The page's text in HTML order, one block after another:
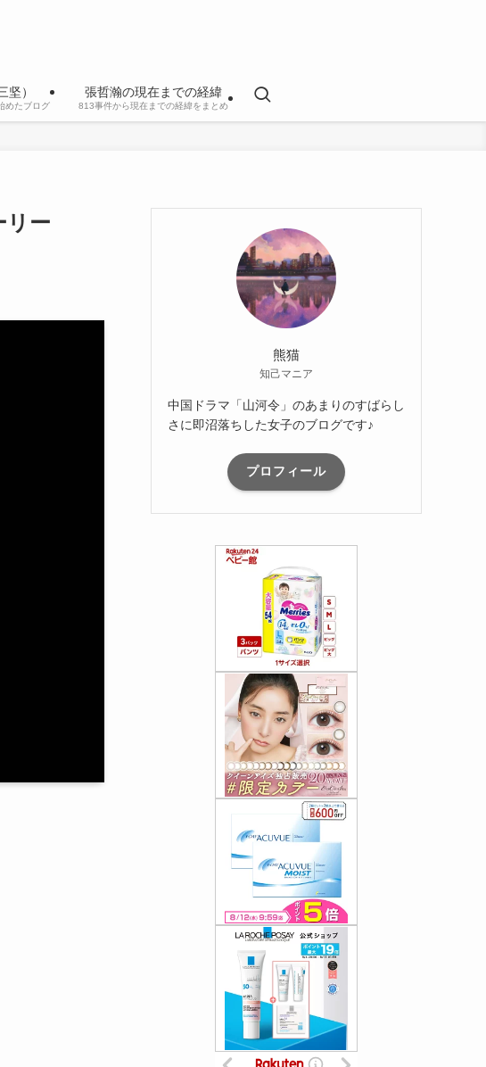
坚）
めたブログ
張哲瀚の現在までの経緯
813事件から現在までの経緯をまとめ
リー
熊猫
知己マニア
中国ドラマ「山河令」のあまりのすばらし
さに即沼落ちした女子のブログです♪
プロフィール